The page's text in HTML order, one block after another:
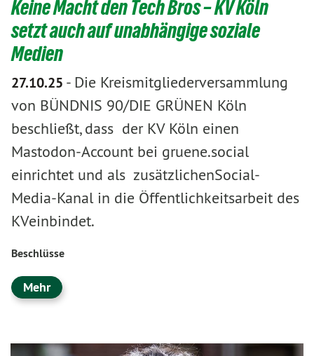
Keine Macht den Tech Bros – KV Köln
setzt auch auf unabhängige soziale
Medien
27.10.25 - Die Kreismitgliederversammlung
von BÜNDNIS 90/DIE GRÜNEN Köln
beschließt, dass der KV Köln einen
Mastodon-Account bei gruene.social
einrichtet und als zusätzlichenSocial-
Media-Kanal in die Öffentlichkeitsarbeit des
KVeinbindet.
Beschlüsse
Mehr